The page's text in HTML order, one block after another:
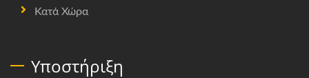
Κατά Χώρα
Υποστήριξη